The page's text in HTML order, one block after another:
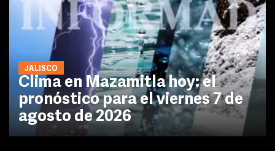
JALISCO
Clima en Mazamitla hoy: el
pronóstico para el viernes 7 de
agosto de 2026